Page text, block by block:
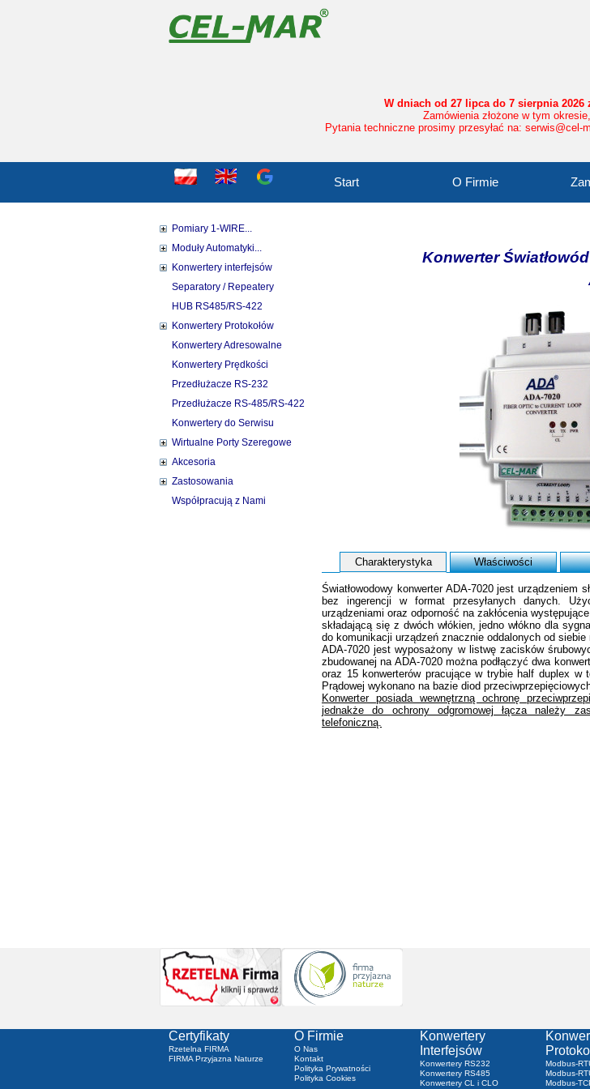
W dniach od 27 lipca do 7 sierpnia
Zamówienia złożone w tym
Pytania techniczne prosimy przesyłać na:
Start O Firmie
Pomiary 1-WIRE...
Moduły Automatyki...
Konwertery interfejsów
Separatory / Repeatery
HUB RS485/RS-422
Konwertery Protokołów
Konwertery Adresowalne
Konwertery Prędkości
Przedłużacze RS-232
Przedłużacze RS-485/RS-422
Konwertery do Serwisu
Wirtualne Porty Szeregowe
Akcesoria
Zastosowania
Współpracują z Nami
Konwerter
Charakterystyka Właściwości
Światłowodowy konwerter ADA-7020 jest urządzeniem
bez ingerencji w format przesyłanych danych.
urządzeniami oraz odporność na zakłócenia
składającą się z dwóch włókien, jedno włókno dla
do komunikacji urządzeń znacznie oddalonych od siebie
ADA-7020 jest wyposażony w listwę zacisków
zbudowanej na ADA-7020 można podłączyć dwa
oraz 15 konwerterów pracujące w trybie half duplex w
Prądowej wykonano na bazie diod
Konwerter posiada wewnętrzną ochronę
jednakże do ochrony odgromowej łącza należy
telefoniczną.
Certyfikaty
Rzetelna FIRMA
FIRMA Przyjazna Naturze
O Firmie
O Nas
Kontakt
Polityka Prywatności
Polityka Cookies
Konwertery
Interfejsów
Konwertery RS232
Konwertery RS485
Konwertery CL i CLO
Modbus-
Modbus-
Modbus-